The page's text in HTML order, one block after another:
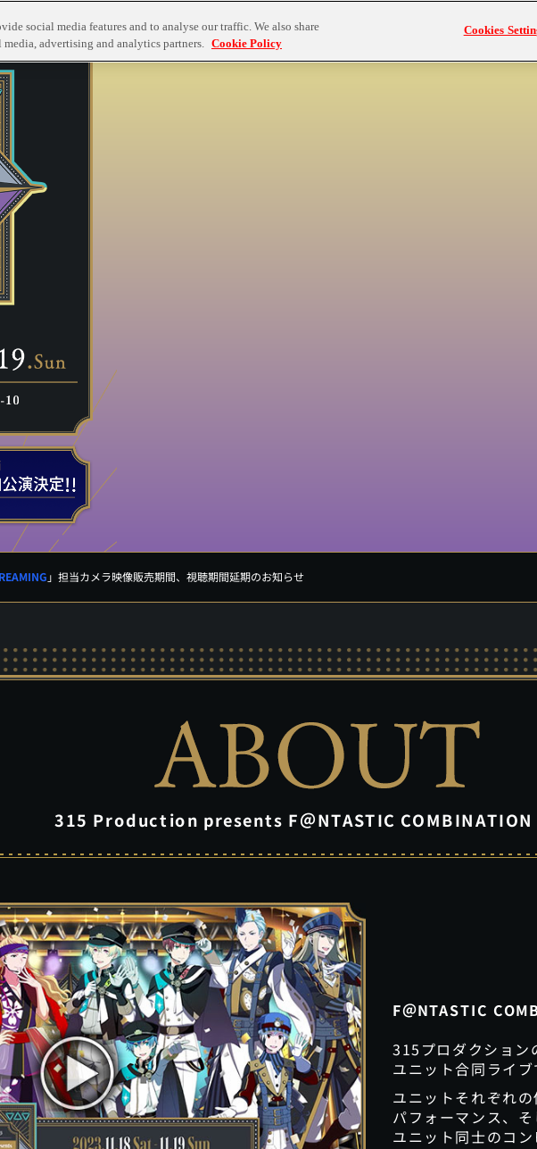
」担当カメラ映像販売期間、視聴期間延期のお知らせ
ray STREAMING
& TICKETATTENTION Q&A
Q&A
& TICKET
& TICKET
& TICKET
315 Production presents F＠NTASTIC COMBINATION
F＠NTASTIC
315プロダクション
ユニット合同ライブ
ユニットそれぞれ
パフォーマンス、
ユニット同士のコン
social media features and to analyse our traffic. We also share
advertising and analytics partners. Cookie Policy
Cookies